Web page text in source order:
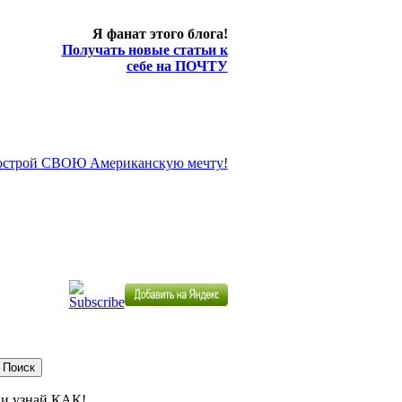
Я фанат этого блога!
Получать новые статьи к
себе на ПОЧТУ